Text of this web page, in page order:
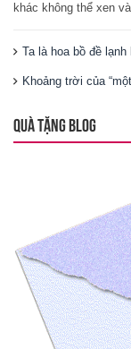
khác không thể xen
Ta là hoa bồ đề
Khoảng trời của
QUÀ TẶNG BLOG